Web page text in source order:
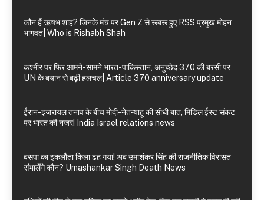
कौन हैं ऋषभ शाह? जिनके मंच पर Gen Z से रूबरू हुए RSS प्रमुख मोहन
भागवत| Who is Rishabh Shah
कश्मीर पर फिर आमने-सामने भारत-पाकिस्तान, अनुच्छेद 370 की बरसी पर
UN के बयान से बढ़ी हलचल| Article 370 anniversary update
ईरान-इजरायल तनाव के बीच मोदी-नेतन्याहू की सीधी बात, मिडिल ईस्ट संकट
पर भारत की नजर! India Israel relations news
बसपा का इकलौता किला ढह गया! अब उमाशंकर सिंह की राजनीतिक विरासत
संभालेंगे कौन? Umashankar Singh Death News